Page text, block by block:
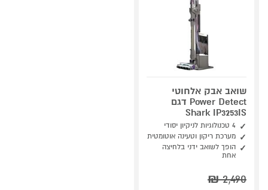
שואב אבק אלחוטי
Power Detect דגם
Shark IP3253IS
4 טכנולוגיות לניקיון יסודי
מערכת ריקון וטעינה אוטומטית
הופך לשואב ידני בלחיצה
אחת
2,490
₪